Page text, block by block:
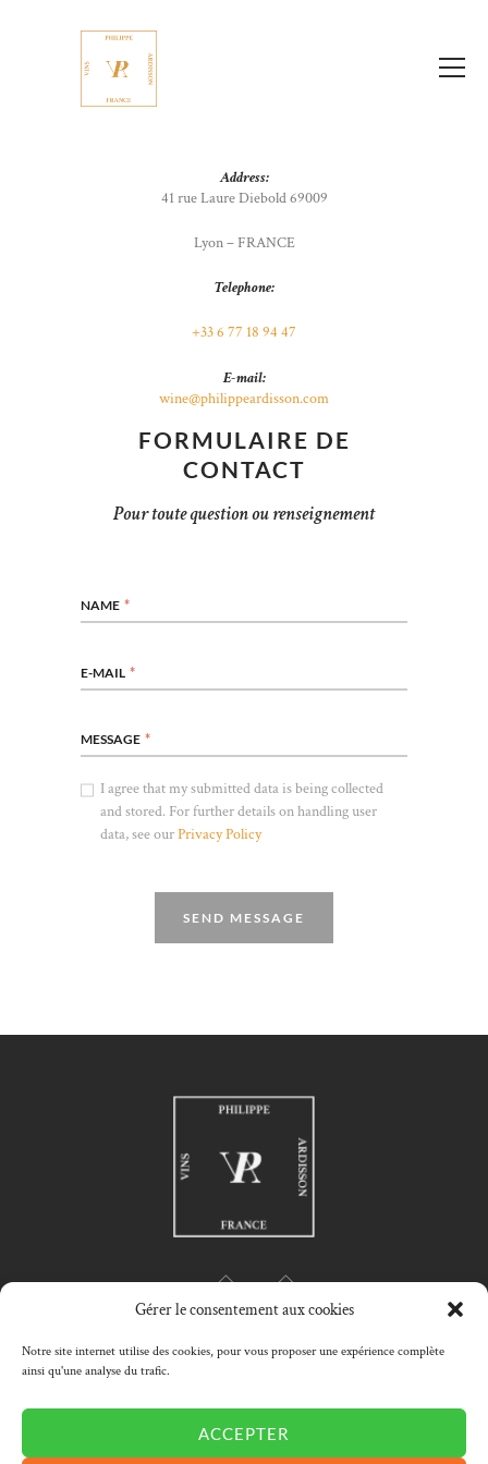
Gérer le consentement aux cookies
Notre site internet utilise des cookies, pour vous proposer une expérience complète
ainsi qu'une analyse du trafic.
ACCEPTER
Address:
41 rue Laure Diebold 69009
Lyon – FRANCE
Telephone:
+33 6 77 18 94 47
E-mail:
wine@philippeardisson.com
FORMULAIRE DE
CONTACT
Pour toute question ou renseignement
NAME
E-MAIL
MESSAGE
I agree that my submitted data is being collected
and stored. For further details on handling user
data, see ourPrivacy Policy
SEND MESSAGE
HOME PHILIPPE ARDISSON